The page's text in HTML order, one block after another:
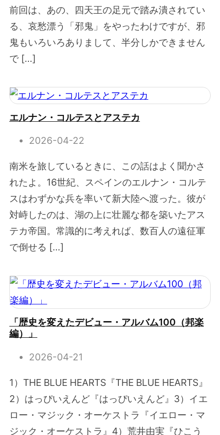
前回は、あの、四天王の足元で踏み潰されてい
る、哀愁漂う「邪鬼」をやったわけですが、邪
鬼もいろいろありまして、半分しかできません
で […]
エルナン・コルテスとアステカ
2026-04-22
南米を旅しているときに、この話はよく聞かさ
れたよ。16世紀、スペインのエルナン・コルテ
スはわずかな兵を率いて新大陸へ渡った。彼が
対峙したのは、湖の上に壮麗な都を築いたアス
テカ帝国。常識的に考えれば、数百人の遠征軍
で倒せる […]
「歴史を変えたデビュー・アルバム100（邦楽
編）」
2026-04-21
1）THE BLUE HEARTS『THE BLUE HEARTS』
2）はっぴいえんど『はっぴいえんど』3）イエ
ロー・マジック・オーケストラ『イエロー・マ
ジック・オーケストラ』4）荒井由実『ひこう